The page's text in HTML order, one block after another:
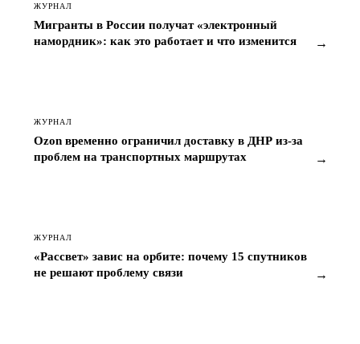
ЖУРНАЛ
Мигранты в России получат «электронный
намордник»: как это работает и что изменится
→
ЖУРНАЛ
Ozon временно ограничил доставку в ДНР из-за
проблем на транспортных маршрутах
→
ЖУРНАЛ
«Рассвет» завис на орбите: почему 15 спутников
не решают проблему связи
→